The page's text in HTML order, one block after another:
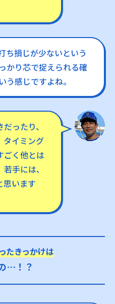
ち損じが少ないという
かり芯で捉えられる確
う感じですよね。
ったり、
タイミング
ごく他とは
手には、
思います
たきっかけは
…！？